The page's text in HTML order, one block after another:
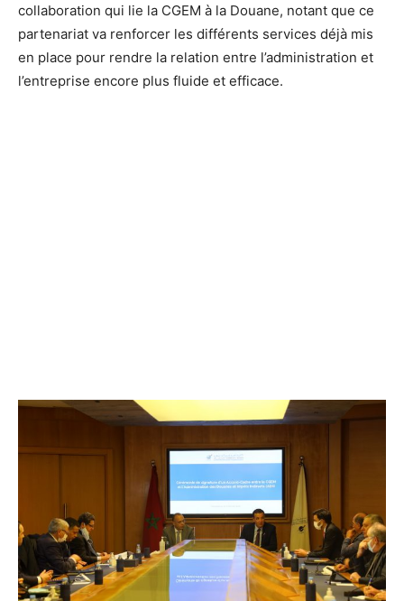
collaboration qui lie la CGEM à la Douane, notant que ce
partenariat va renforcer les différents services déjà mis
en place pour rendre la relation entre l’administration et
l’entreprise encore plus fluide et efficace.